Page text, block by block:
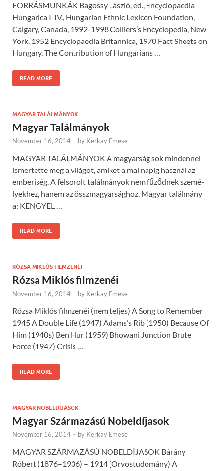
FORRÁSMUNKÁK Bagossy László, ed., Encyclopaedia
Hungarica I-IV., Hungarian Ethnic Lexicon Foundation,
Calgary, Canada, 1992-1998 Colliers’s Encyclopedia, New
York, 1952 Encyclopaedia Britannica, 1970 Fact Sheets on
Hungary, The Contribution of Hungarians …
READ MORE
MAGYAR TALÁLMÁNYOK
Magyar Találmányok
November 16, 2014 - by Kerkay Emese
MAGYAR TALÁLMÁNYOK A magyarság sok mindennel
ismertette meg a világot, amiket a mai napig használ az
emberi­ség. A felsorolt talál­mányok nem fű­ződ­nek szemé­
lyekhez, hanem az összma­gyar­sághoz. Magyar találmány
a: KENGYEL …
READ MORE
RÓZSA MIKLÓS FILMZENÉI
Rózsa Miklós filmzenéi
November 16, 2014 - by Kerkay Emese
Rózsa Miklós filmzenéi (nem teljes) A Song to Remember
1945 A Double Life (1947) Adams’s Rib (1950) Because Of
Him (1940s) Ben Hur (1959) Bhowani Junction Brute
Force (1947) Crisis …
READ MORE
MAGYAR NOBELDÍJASOK
Magyar Származású Nobeldíjasok
November 16, 2014 - by Kerkay Emese
MAGYAR SZÁRMAZÁSÚ NOBELDÍJASOK Bárány
Róbert (1876–1936) – 1914 (Orvostudomány) A